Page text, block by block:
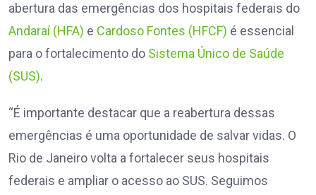
abertura das emergências dos hospitais federais do
Andaraí (HFA) e Cardoso Fontes (HFCF) é essencial
para o fortalecimento do Sistema Único de Saúde
(SUS).
“É importante destacar que a reabertura dessas
emergências é uma oportunidade de salvar vidas. O
Rio de Janeiro volta a fortalecer seus hospitais
federais e ampliar o acesso ao SUS. Seguimos